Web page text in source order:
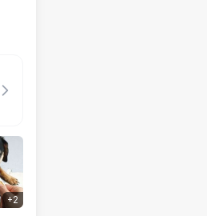
+2